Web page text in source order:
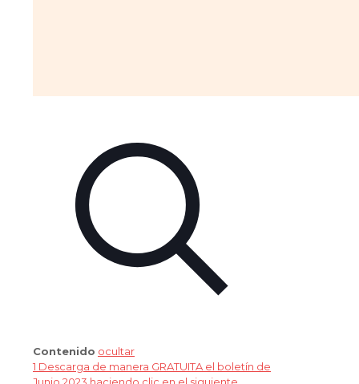
Contenido ocultar
1 Descarga de manera GRATUITA el boletín de